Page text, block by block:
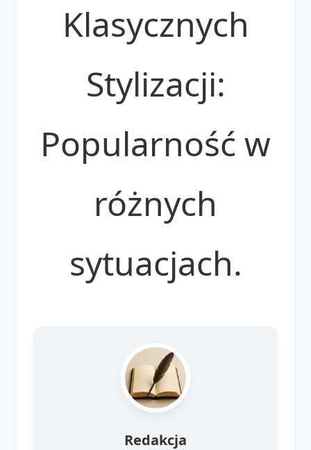
Klasycznych
Stylizacji:
Popularność w
różnych
sytuacjach.
Redakcja